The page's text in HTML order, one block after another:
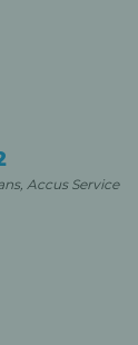
Accus Service